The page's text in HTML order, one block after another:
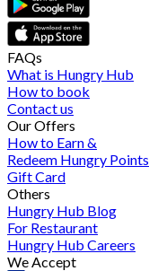
FAQs
What is Hungry Hub
How to book
Contact us
Our Offers
How to Earn &
Redeem Hungry Points
Gift Card
Others
Hungry Hub Blog
For Restaurant
Hungry Hub Careers
We Accept